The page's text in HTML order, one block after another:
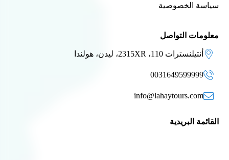
سياسة الخصوصية
معلومات التواصل
أنتيلنسترات 110، 2315XR، ليدن، هولندا
0031649599999
info@lahaytours.com
القائمة البريدية